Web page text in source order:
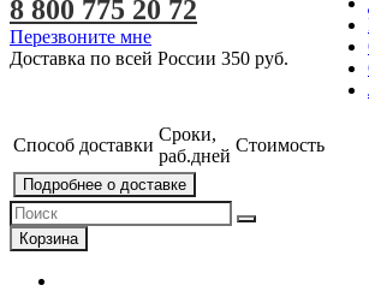
8 800 775 20 72
Перезвоните мне
Доставка по всей России 350 руб.
Способ доставки
Сроки,
раб.дней
Стоимость
Подробнее о доставке
Корзина